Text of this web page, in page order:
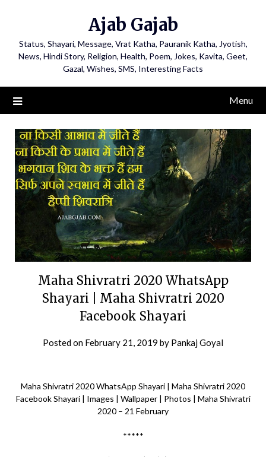
Ajab Gajab
Status, Shayari, Message, Vrat Katha, Pauranik Katha, Jyotish,
News, Hindi Story, Religion, Health, Poem, Jokes, Kavita, Geet,
Gazal, Wishes, SMS, Interesting Facts
Menu
Maha Shivratri 2020 WhatsApp
Shayari | Maha Shivratri 2020
Facebook Shayari
Posted on February 21, 2019 by Pankaj Goyal
Maha Shivratri 2020 WhatsApp Shayari | Maha Shivratri 2020
Facebook Shayari | Images | Wallpaper | Photos | Maha Shivratri
2020 – 21 February
*****